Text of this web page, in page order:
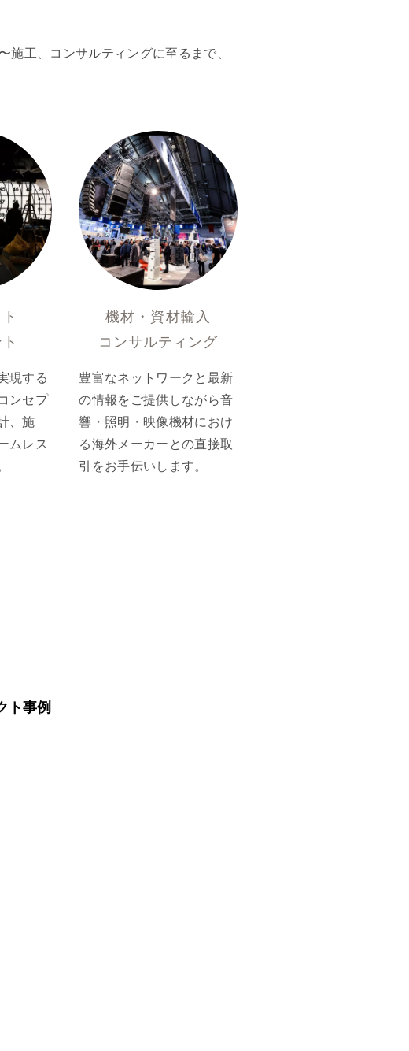
工、コンサルティングに至るまで、
現する
ンセプ
、施
ムレス
機材・資材輸入
コンサルティング
豊富なネットワークと最新
の情報をご提供しながら音
響・照明・映像機材におけ
る海外メーカーとの直接取
引をお手伝いします。
事例